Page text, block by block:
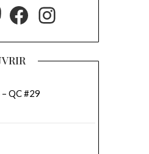
Facebook
Instagram
QC #29